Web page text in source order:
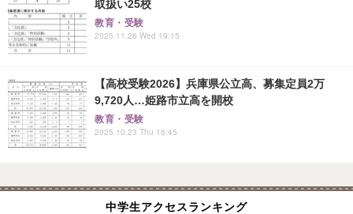
取扱い25校
教育・受験
2025.11.26 Wed 19:15
【高校受験2026】兵庫県公立高、募集定員2万
9,720人…姫路市立高を開校
教育・受験
2025.10.23 Thu 16:45
中学生アクセスランキング